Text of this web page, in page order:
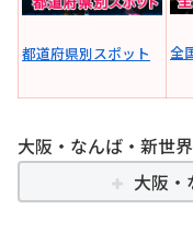
都道府県別スポット 全
大阪・なんば・新世
大阪・